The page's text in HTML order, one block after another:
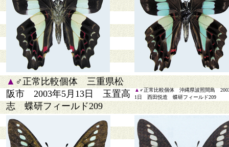
▲ ♂正常比較個体 三重県松
阪市 2003年5月13日 玉置高
志 蝶研フィールド209
▲♂正常比較個体 沖縄県波照間島
1日 西田悦造 蝶研フィールド209